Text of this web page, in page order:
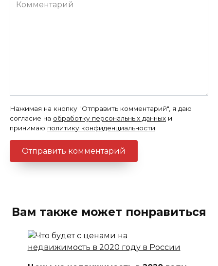
Нажимая на кнопку "Отправить комментарий", я даю
согласие на обработку персональных данных и
принимаю политику конфиденциальности
Вам также может понравиться